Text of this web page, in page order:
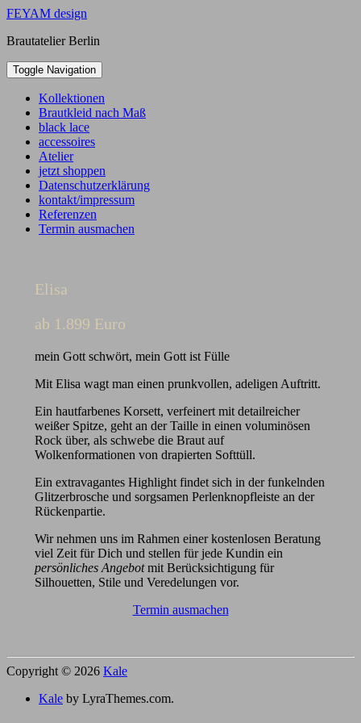
Skip
content
FEYAM design
Brautatelier Berlin
Toggle Navigation
Kollektionen
Brautkleid nach Maß
black lace
accessoires
Atelier
jetzt shoppen
Datenschutzerklärung
kontakt/impressum
Referenzen
Termin ausmachen
Elisa
ab 1.899 Euro
mein Gott schwört, mein Gott ist Fülle
Mit Elisa wagt man einen prunkvollen, adeligen Auftritt.
Ein hautfarbenes Korsett, verfeinert mit detailreicher
weißer Spitze, geht an der Taille in einen voluminösen
Rock über, als schwebe die Braut auf
Wolkenformationen von drapierten Softtüll.
Ein extravagantes Highlight findet sich in der funkelnden
Glitzerbrosche und sorgsamen Perlenknopfleiste an der
Rückenpartie.
Wir nehmen uns im Rahmen einer kostenlosen Beratung
viel Zeit für Dich und stellen für jede Kundin ein
persönliches Angebotmit Berücksichtigung für
Silhouetten, Stile und Veredelungen vor.
Termin ausmachen
Copyright © 2026 Kale
Kale by LyraThemes.com.